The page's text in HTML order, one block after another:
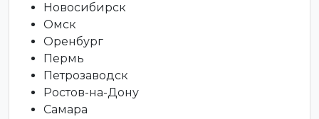
Новосибирск
Омск
Оренбург
Пермь
Петрозаводск
Ростов-на-Дону
Самара